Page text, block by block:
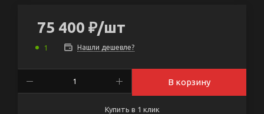
75 400 ₽/шт
1 Нашли дешевле?
В корзину
Купить в 1 клик